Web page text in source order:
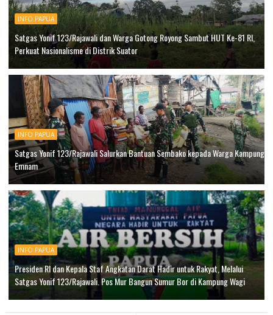
INFO PAPUA
Satgas Yonif 123/Rajawali dan Warga Gotong Royong Sambut HUT Ke-81 RI,
Perkuat Nasionalisme di Distrik Suator
INFO PAPUA
Satgas Yonif 123/Rajawali Salurkan Bantuan Sembako kepada Warga Kampung
Emnam
INFO PAPUA
Presiden RI dan Kepala Staf Angkatan Darat Hadir untuk Rakyat, Melalui
Satgas Yonif 123/Rajawali. Pos Mur Bangun Sumur Bor di Kampung Wagi